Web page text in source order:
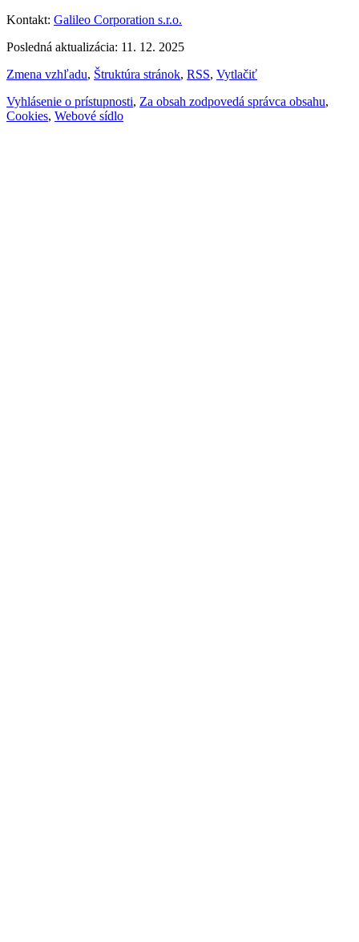
Kontakt: Galileo Corporation s.r.o.
Posledná aktualizácia: 11. 12. 2025
Zmena vzhľadu, Štruktúra stránok, RSS, Vytlačiť
Vyhlásenie o prístupnosti, Za obsah zodpovedá správca obsahu,
Cookies, Webové sídlo